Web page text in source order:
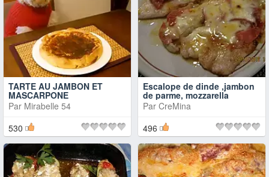
TARTE AU JAMBON ET
MASCARPONE
Par Mirabelle 54
530
Escalope de dinde ,jambon
de parme, mozzarella
Par CreMina
496